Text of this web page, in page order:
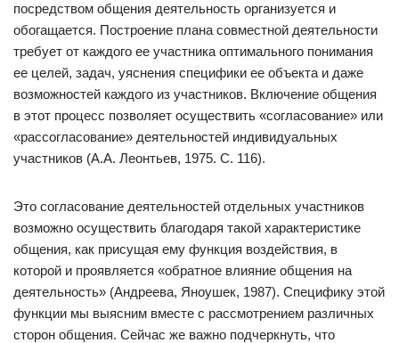
посредством общения деятельность организуется и
обогащается. Построение плана совместной деятельности
требует от каждого ее участника оптимального понимания
ее целей, задач, уяснения специфики ее объекта и даже
возможностей каждого из участников. Включение общения
в этот процесс позволяет осуществить «согласование» или
«рассогласование» деятельностей индивидуальных
участников (А.А. Леонтьев, 1975. С. 116).
Это согласование деятельностей отдельных участников
возможно осуществить благодаря такой характеристике
общения, как присущая ему функция воздействия, в
которой и проявляется «обратное влияние общения на
деятельность» (Андреева, Яноушек, 1987). Специфику этой
функции мы выясним вместе с рассмотрением различных
сторон общения. Сейчас же важно подчеркнуть, что